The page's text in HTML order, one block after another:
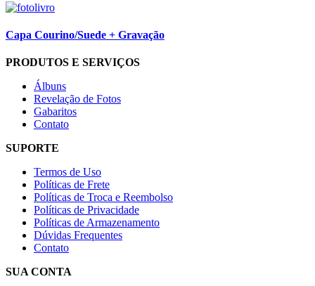
Capa Courino/Suede + Gravação
PRODUTOS E SERVIÇOS
Álbuns
Revelação de Fotos
Gabaritos
Contato
SUPORTE
Termos de Uso
Políticas de Frete
Políticas de Troca e Reembolso
Políticas de Privacidade
Políticas de Armazenamento
Dúvidas Frequentes
Contato
SUA CONTA